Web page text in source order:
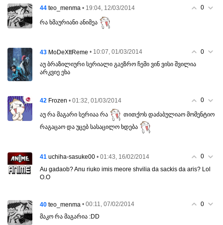
0
44 teo_menma • 19:04, 12/03/2014
რა ხმაურიანი ანიმეა
0
43 MoDeXttReme • 10:07, 01/03/2014
აუ ბრაზილიური სერიალი გაეზრო ჩემი ვინ ვისი შვილია
არკვიე ეხა
0
42 Frozen • 01:32, 01/03/2014
აუ რა მაგარი სერიაა რა
თითქოს დაძაბულიაო მომენტიო
რაგაცაო და უცებ სასაცილო ხდება
0
41 uchiha-sasuke00 • 01:43, 16/02/2014
Au gadaob? Anu riuko imis meore shvilia da sackis da aris? Lol
O.O
0
40 teo_menma • 00:11, 07/02/2014
მაკო რა მაგარია :DD